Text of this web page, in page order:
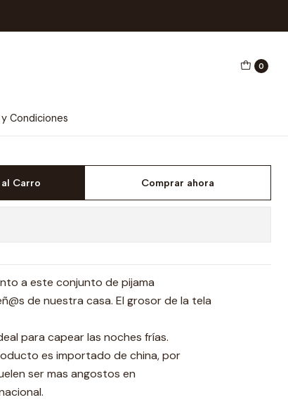
0
Condiciones
Oliva
Carro Comprar ahora
a este conjunto de pijama
de nuestra casa. El grosor de la tela
para capear las noches frías.
es importado de china, por
ser mas angostos en